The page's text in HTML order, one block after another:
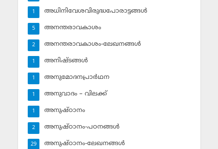
അധിനിവേശവിരുദ്ധപോരാട്ടങ്ങള്‍
1
അനന്തരാവകാശം
5
അനന്തരാവകാശം-ലേഖനങ്ങള്‍
2
അനിഷ്ടങ്ങള്‍
1
അനുമോദനപ്രാര്‍ഥന
1
അനുവാദം – വിലക്ക്‌
1
അനുഷ്ഠാനം
1
അനുഷ്ഠാനം-പഠനങ്ങള്‍
2
അനുഷ്ഠാനം-ലേഖനങ്ങള്‍
29